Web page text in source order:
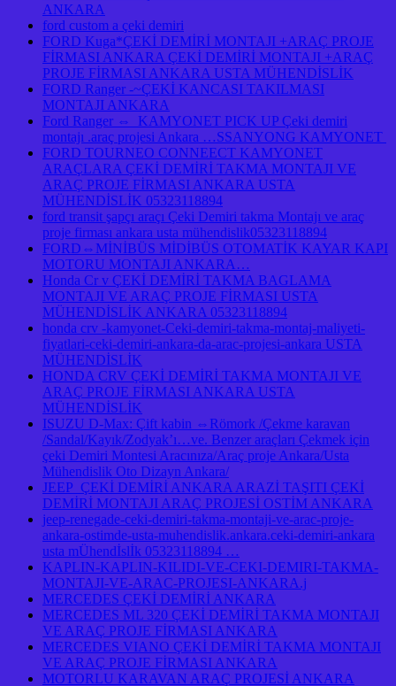
ANKARA
ford custom a çeki demiri
FORD Kuga*ÇEKİ DEMİRİ MONTAJI +ARAÇ PROJE
FİRMASI ANKARA ÇEKİ DEMİRİ MONTAJI +ARAÇ
PROJE FİRMASI ANKARA USTA MÜHENDİSLİK
FORD Ranger -~ÇEKİ KANCASI TAKILMASI
MONTAJI ANKARA
Ford Ranger ⇔ KAMYONET PICK UP Çeki demiri
montajı .araç projesi Ankara …SSANYONG KAMYONET
FORD TOURNEO CONNEECT KAMYONET
ARAÇLARA ÇEKİ DEMİRİ TAKMA MONTAJI VE
ARAÇ PROJE FİRMASI ANKARA USTA
MÜHENDİSLİK 05323118894
ford transit şapçı araçı Çeki Demiri takma Montajı ve araç
proje firması ankara usta mühendislik05323118894
FORD⇔MİNİBÜS MİDİBÜS OTOMATİK KAYAR KAPI
MOTORU MONTAJI ANKARA…
Honda Cr v ÇEKİ DEMİRİ TAKMA BAGLAMA
MONTAJI VE ARAÇ PROJE FİRMASI USTA
MÜHENDİSLİK ANKARA 05323118894
honda crv -kamyonet-Ceki-demiri-takma-montaj-maliyeti-
fiyatlari-ceki-demiri-ankara-da-arac-projesi-ankara USTA
MÜHENDİSLİK
HONDA CRV ÇEKİ DEMİRİ TAKMA MONTAJI VE
ARAÇ PROJE FİRMASI ANKARA USTA
MÜHENDİSLİK
ISUZU D-Max: Çift kabin ⇔Römork /Çekme karavan
/Sandal/Kayık/Zodyak’ı…ve. Benzer araçları Çekmek için
çeki Demiri Montesi Aracınıza/Araç proje Ankara/Usta
Mühendislik Oto Dizayn Ankara/
JEEP ÇEKİ DEMİRİ ANKARA ARAZİ TAŞITI ÇEKİ
DEMİRİ MONTAJI ARAÇ PROJESİ OSTİM ANKARA
jeep-renegade-ceki-demiri-takma-montaji-ve-arac-proje-
ankara-ostimde-usta-muhendislik.ankara.ceki-demiri-ankara
usta mÜhendİslİk 05323118894 …
KAPLIN-KAPLIN-KILIDI-VE-CEKI-DEMIRI-TAKMA-
MONTAJI-VE-ARAC-PROJESI-ANKARA.j
MERCEDES ÇEKİ DEMİRİ ANKARA
MERCEDES ML 320 ÇEKİ DEMİRİ TAKMA MONTAJI
VE ARAÇ PROJE FİRMASI ANKARA
MERCEDES VIANO ÇEKİ DEMİRİ TAKMA MONTAJI
VE ARAÇ PROJE FİRMASI ANKARA
MOTORLU KARAVAN ARAÇ PROJESİ ANKARA